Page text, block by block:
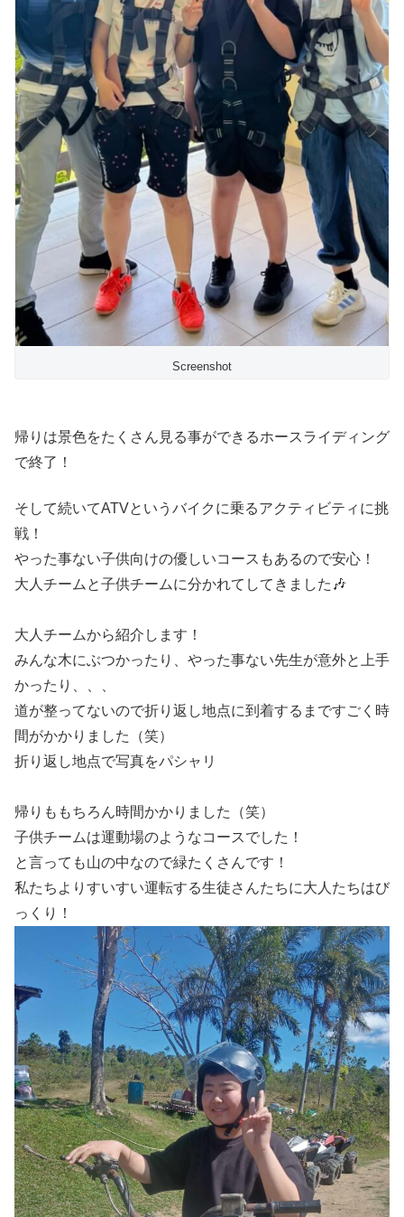
Screenshot
帰りは景色をたくさん見る事ができるホースライディング
で終了！
そして続いてATVというバイクに乗るアクティビティに挑
戦！
やった事ない子供向けの優しいコースもあるので安心！
大人チームと子供チームに分かれてしてきました🎶
大人チームから紹介します！
みんな木にぶつかったり、やった事ない先生が意外と上手
かったり、、、
道が整ってないので折り返し地点に到着するまですごく時
間がかかりました（笑）
折り返し地点で写真をパシャリ
帰りももちろん時間かかりました（笑）
子供チームは運動場のようなコースでした！
と言っても山の中なので緑たくさんです！
私たちよりすいすい運転する生徒さんたちに大人たちはび
っくり！